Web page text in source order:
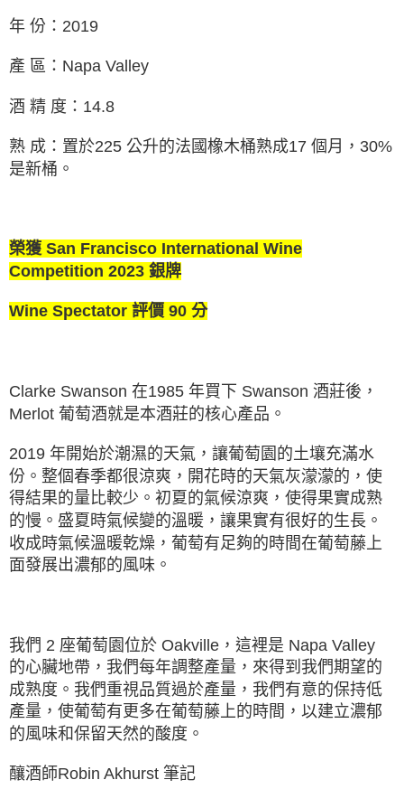
年 份：2019
產 區：Napa Valley
酒 精 度：14.8
熟 成：置於225 公升的法國橡木桶熟成17 個月，30%
是新桶。
榮獲 San Francisco International Wine
Competition 2023 銀牌
Wine Spectator 評價 90 分
Clarke Swanson 在1985 年買下 Swanson 酒莊後，
Merlot 葡萄酒就是本酒莊的核⼼產品。
2019 年開始於潮濕的天氣，讓葡萄園的土壤充滿水
份。整個春季都很涼爽，開花時的天氣灰濛濛的，使
得結果的量比較少。初夏的氣候涼爽，使得果實成熟
的慢。盛夏時氣候變的溫暖，讓果實有很好的生⻑。
收成時氣候溫暖乾燥，葡萄有⾜夠的時間在葡萄藤上
⾯發展出濃郁的風味。
我們 2 座葡萄園位於 Oakville，這裡是 Napa Valley
的⼼臟地帶，我們每年調整產量，來得到我們期望的
成熟度。我們重視品質過於產量，我們有意的保持低
產量，使葡萄有更多在葡萄藤上的時間，以建立濃郁
的風味和保留天然的酸度。
釀酒師Robin Akhurst 筆記